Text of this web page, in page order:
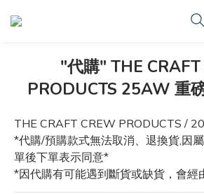
"代購" THE
PRODUCTS 25AW 重
THE CRAFT CREW PRODUCTS /
*代購/預購款式無法取消、退換貨,因
單後下單表示同意*
*因代購有可能遇到斷貨或缺貨，會經